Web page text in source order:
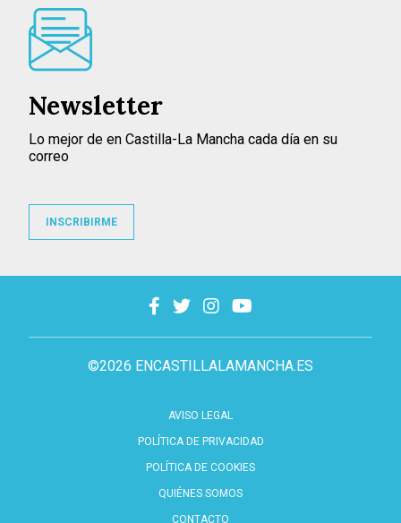
©2026 ENCASTILLALAMANCHA.ES
AVISO LEGAL
POLÍTICA DE PRIVACIDAD
POLÍTICA DE COOKIES
QUIÉNES SOMOS
CONTACTO
Newsletter
Lo mejor de en Castilla-La Mancha cada día en su
correo
INSCRIBIRME